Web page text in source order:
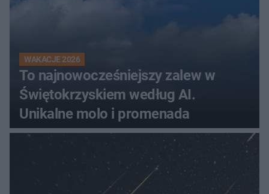
WAKACJE 2026
To najnowocześniejszy zalew w
Świętokrzyskiem według AI.
Unikalne molo i promenada